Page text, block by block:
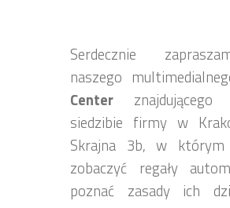
Serdecznie
naszego
Center
siedzibie firmy w
Skrajna 3b, w którym
zobaczyć regały
poznać zasady ich